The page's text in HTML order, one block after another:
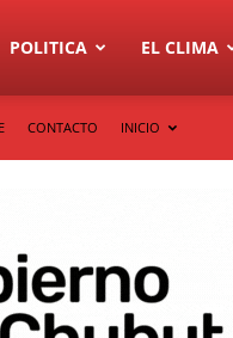
POLITICA EL CLIMA
CONTACTO INICIO